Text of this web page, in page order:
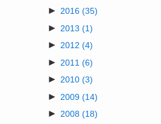
► 2016 (35)
► 2013 (1)
► 2012 (4)
► 2011 (6)
► 2010 (3)
► 2009 (14)
► 2008 (18)